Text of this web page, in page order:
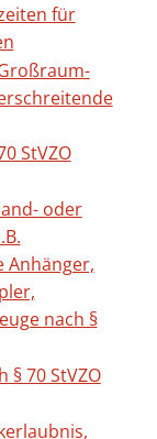
für
StVZO
oder
Anhänger,
nach §
§ 70 StVZO